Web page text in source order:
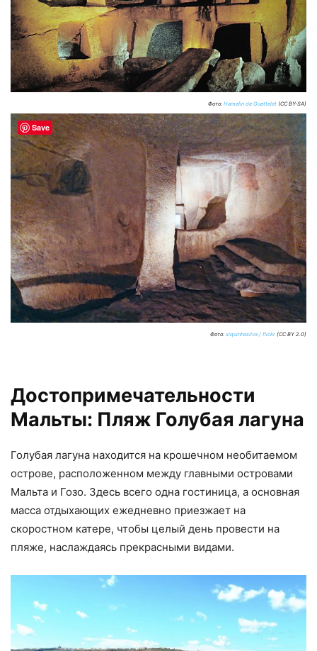
Фото: Hamelin de Guettelet (CC BY-SA)
Фото: xiquinhosilva / flickr (CC BY 2.0)
Достопримечательности
Мальты: Пляж Голубая лагуна
Голубая лагуна находится на крошечном необитаемом
острове, расположенном между главными островами
Мальта и Гозо. Здесь всего одна гостиница, а основная
масса отдыхающих ежедневно приезжает на
скоростном катере, чтобы целый день провести на
пляже, наслаждаясь прекрасными видами.
Save